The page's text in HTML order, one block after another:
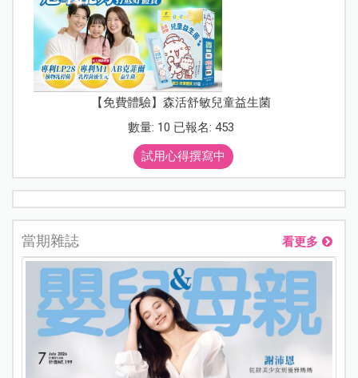
【免費體驗】森活舒敏兒童益生菌
數量: 10 已報名: 453
試用心得撰寫中
當期雜誌 看更多